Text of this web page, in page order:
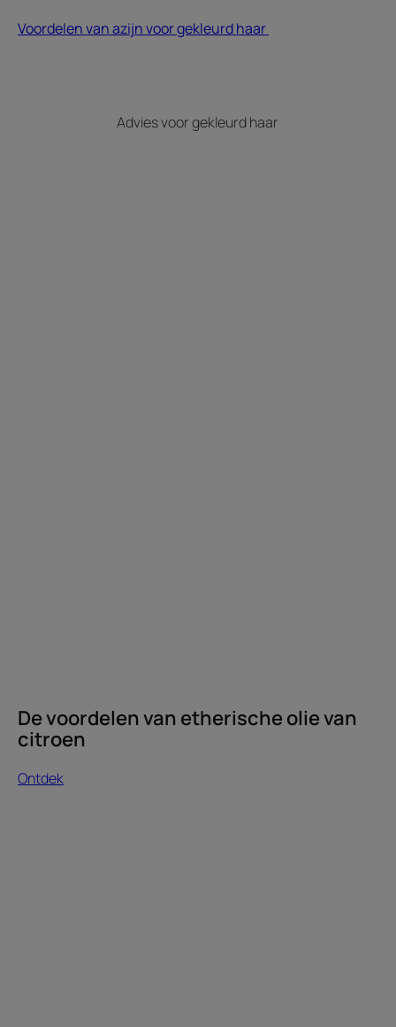
Voordelen van azijn voor gekleurd haar
Advies voor gekleurd haar
De voordelen van etherische olie van
citroen
Ontdek